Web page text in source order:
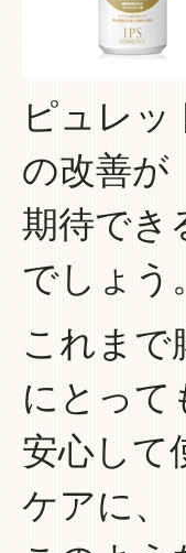
ピュレ
の改善が
期待でき
でしょう
これまで
にとって
安心して
ケアに、